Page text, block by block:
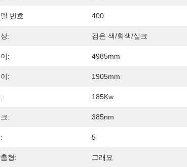
번호 400
: 검은 색/회색/실크
: 4985mm
: 1905mm
185Kw
: 385nm
5
형: 그래요